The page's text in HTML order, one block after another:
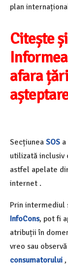
plan
Citește
afara
Secțiunea SOS a
utilizată inclusiv
astfel apelate
internet .
Prin intermediul
InfoCons, pot fi
atribuții în
vreo sau
consumatorului